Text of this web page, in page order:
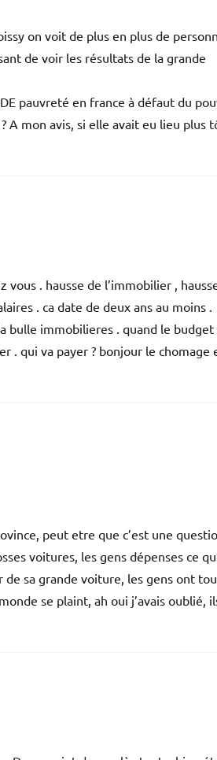
on voit de plus en plus de
de voir les résultats de la grande
pauvreté en france à défaut du
A mon avis, si elle avait eu lieu plus
. hausse de l’immobilier ,
. ca date de deux ans au moins .
bulle immobilieres . quand le budget
. qui va payer ? bonjour le chomage
peut etre que c’est une
voitures, les gens dépenses ce
sa grande voiture, les gens ont
se plaint, ah oui j’avais oublié,